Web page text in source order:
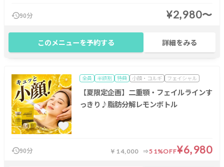
90分 ¥2,980〜
このメニューを予約する 詳細をみる
全員 半額割 特典 小顔・コルギ フェイシャル
【夏限定企画】二重顎・フェイルラインす
っきり♪脂肪分解レモンボトル
90分 ￥14,000 51%OFF¥6,980